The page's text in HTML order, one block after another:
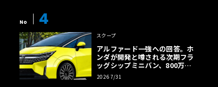
No 4
スクープ
アルファード一強への回答。ホ
ンダが開発と噂される次期フラ
ッグシップミニバン、800万円
超の勝算【予想CG】
2026 7/31